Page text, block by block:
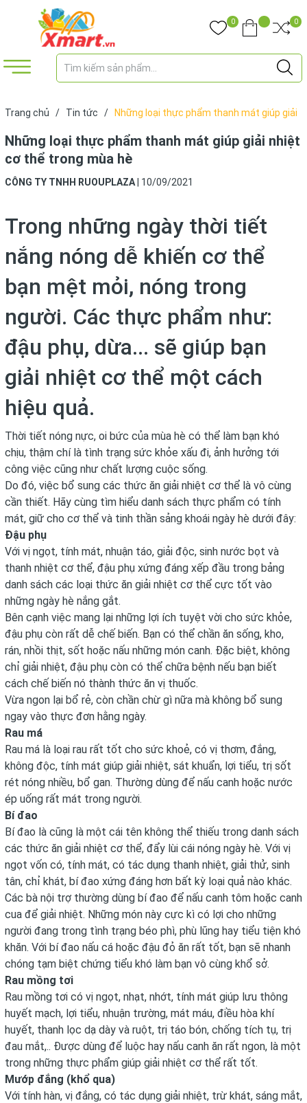
0 0
Trang chủ / Tin tức /
Những loại thực phẩm thanh mát giúp giải
Những loại thực phẩm thanh mát giúp giải nhiệt
cơ thể trong mùa hè
CÔNG TY TNHH RUOUPLAZA 10/09/2021
Trong những ngày thời tiết
nắng nóng dễ khiến cơ thể
bạn mệt mỏi, nóng trong
người. Các thực phẩm như:
đậu phụ, dừa... sẽ giúp bạn
giải nhiệt cơ thể một cách
hiệu quả.
Thời tiết nóng nực, oi bức của mùa hè có thể làm bạn khó
chịu, thậm chí là tình trạng sức khỏe xấu đi, ảnh hưởng tới
công việc cũng như chất lượng cuộc sống.
Do đó, việc bổ sung các thức ăn giải nhiệt cơ thể là vô cùng
cần thiết. Hãy cùng tìm hiểu danh sách thực phẩm có tính
mát, giữ cho cơ thể và tinh thần sảng khoái ngày hè dưới đây:
Đậu phụ
Với vị ngọt, tính mát, nhuận táo, giải độc, sinh nước bọt và
thanh nhiệt cơ thể, đậu phụ xứng đáng xếp đầu trong bảng
danh sách các loại thức ăn giải nhiệt cơ thể cực tốt vào
những ngày hè nắng gắt.
Bên cạnh việc mang lại những lợi ích tuyệt vời cho sức khỏe,
đậu phụ còn rất dễ chế biến. Bạn có thể chần ăn sống, kho,
rán, nhồi thịt, sốt hoặc nấu những món canh. Đặc biệt, không
chỉ giải nhiệt, đậu phụ còn có thể chữa bệnh nếu bạn biết
cách chế biến nó thành thức ăn vị thuốc.
Vừa ngon lại bổ rẻ, còn chần chừ gì nữa mà không bổ sung
ngay vào thực đơn hằng ngày.
Rau má
Rau má là loại rau rất tốt cho sức khoẻ, có vị thơm, đắng,
không độc, tính mát giúp giải nhiệt, sát khuẩn, lợi tiểu, trị sốt
rét nóng nhiều, bổ gan. Thường dùng để nấu canh hoặc nước
ép uống rất mát trong người.
Bí đao
Bí đao là cũng là một cái tên không thể thiếu trong danh sách
các thức ăn giải nhiệt cơ thể, đẩy lùi cái nóng ngày hè. Với vị
ngọt vốn có, tính mát, có tác dụng thanh nhiệt, giải thử, sinh
tân, chỉ khát, bí đao xứng đáng hơn bất kỳ loại quả nào khác.
Các bà nội trợ thường dùng bí đao để nấu canh tôm hoặc canh
cua để giải nhiệt. Những món này cực kì có lợi cho những
người đang trong tình trạng béo phì, phù lũng hay tiểu tiện khó
khăn. Với bí đao nấu cá hoặc đậu đỏ ăn rất tốt, bạn sẽ nhanh
chóng tạm biệt chứng tiểu khó làm bạn vô cùng khổ sở.
Rau mồng tơi
Rau mồng tơi có vị ngọt, nhạt, nhớt, tính mát giúp lưu thông
huyết mạch, lợi tiểu, nhuận trường, mát máu, điều hòa khí
huyết, thanh lọc dạ dày và ruột, trị táo bón, chống tích tụ, trị
đau mắt,.. Được dùng để luộc hay nấu canh ăn rất ngon, là một
trong những thực phẩm giúp giải nhiệt cơ thể rất tốt.
Mướp đắng (khổ qua)
Với tính hàn, vị đắng, có tác dụng giải nhiệt, trừ khát, sáng mắt,